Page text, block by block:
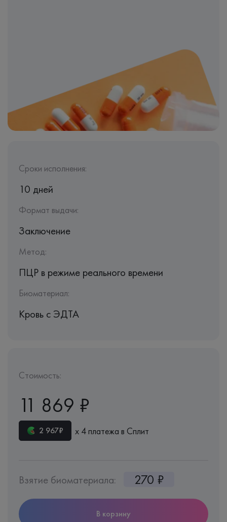
Сроки исполнения:
10 дней
Формат выдачи:
Заключение
Метод:
ПЦР в режиме реального времени
Биоматериал:
Кровь c ЭДТА
Стоимость:
11 869 ₽
2 967₽ х 4 платежа в Сплит
Взятие биоматериала: 270 ₽
В корзину